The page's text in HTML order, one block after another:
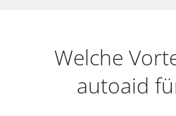
Welche
autoaid